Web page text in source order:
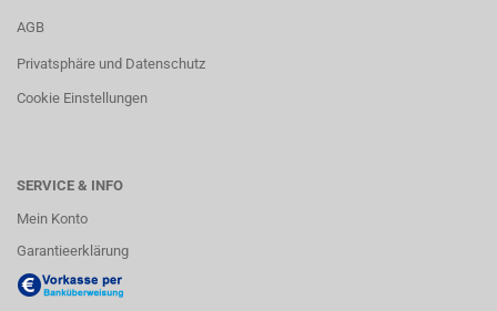
AGB
Privatsphäre und Datenschutz
Cookie Einstellungen
SERVICE & INFO
Mein Konto
Garantieerklärung